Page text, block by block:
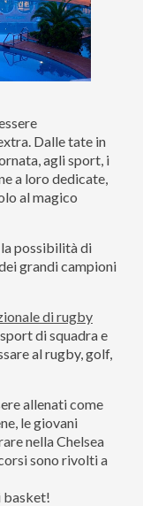
Dalle tate in
agli sport, i
a loro dedicate,
al magico
possibilità di
grandi campioni
di rugby
di squadra e
al rugby, golf,
allenati come
le giovani
nella Chelsea
sono rivolti a
basket!